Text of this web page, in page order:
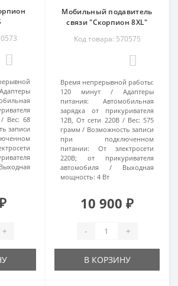
Адаптеры
Вес: 68
записи
Выходная
+
Мобильный подавитель
связи "Скорпион 8XL"
Код товара: 570575
Время непрерывной работы:
120 минут
Адаптеры
питания:
Автомобильная
зарядка от прикуривателя
12В, От сети 220В
Вес: 575
грамм
Возможность записи
при подключенном
питании:
От электросети
220В; от прикуривателя
автомобиля
Выходная
мощность: 4 Вт
10 900 ₽
- +
В КОРЗИНУ